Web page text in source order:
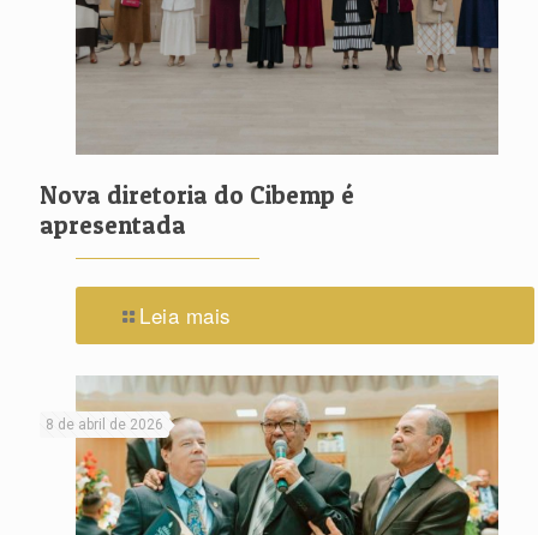
Nova diretoria do Cibemp é
apresentada
Leia mais
8 de abril de 2026